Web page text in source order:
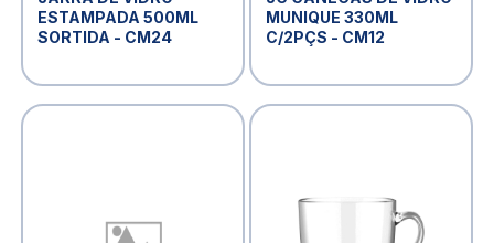
ESTAMPADA 500ML
SORTIDA - CM24
MUNIQUE 330ML
C/2PÇS - CM12